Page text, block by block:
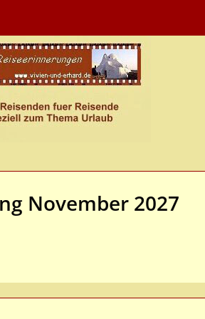
November 2027